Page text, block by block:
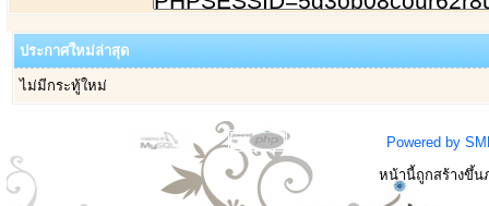
ประกาศใหม่ล่าสุด
ไม่มีกระทู้ใหม่
Powered by
หน้านี้ถูกสร้างขึ้น